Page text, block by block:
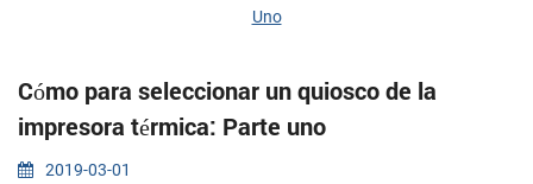
Uno
Cómo para seleccionar un quiosco de la
impresora térmica: Parte uno
2019-03-01